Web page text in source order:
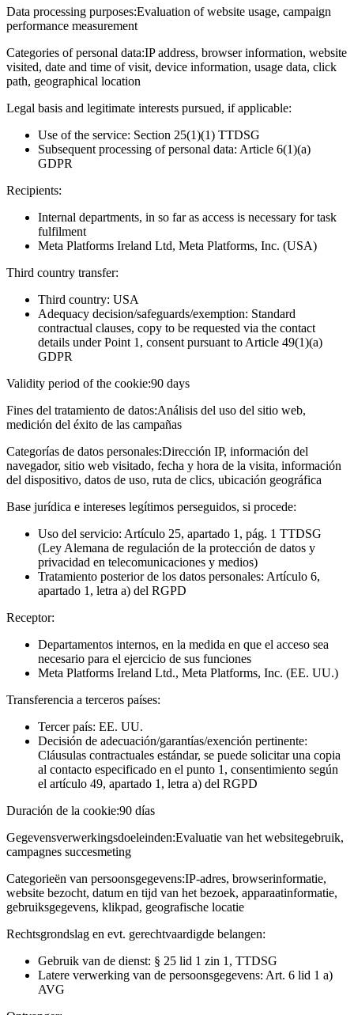
Data processing purposes:Evaluation of website usage, campaign
performance measurement
Categories of personal data:IP address, browser information, website
visited, date and time of visit, device information, usage data, click
path, geographical location
Legal basis and legitimate interests pursued, if applicable:
Use of the service: Section 25(1)(1) TTDSG
Subsequent processing of personal data: Article 6(1)(a)
GDPR
Recipients:
Internal departments, in so far as access is necessary for task
fulfilment
Meta Platforms Ireland Ltd, Meta Platforms, Inc. (USA)
Third country transfer:
Third country: USA
Adequacy decision/safeguards/exemption: Standard
contractual clauses, copy to be requested via the contact
details under Point 1, consent pursuant to Article 49(1)(a)
GDPR
Validity period of the cookie:90 days
Fines del tratamiento de datos:Análisis del uso del sitio web,
medición del éxito de las campañas
Categorías de datos personales:Dirección IP, información del
navegador, sitio web visitado, fecha y hora de la visita, información
del dispositivo, datos de uso, ruta de clics, ubicación geográfica
Base jurídica e intereses legítimos perseguidos, si procede:
Uso del servicio: Artículo 25, apartado 1, pág. 1 TTDSG
(Ley Alemana de regulación de la protección de datos y
privacidad en telecomunicaciones y medios)
Tratamiento posterior de los datos personales: Artículo 6,
apartado 1, letra a) del RGPD
Receptor:
Departamentos internos, en la medida en que el acceso sea
necesario para el ejercicio de sus funciones
Meta Platforms Ireland Ltd., Meta Platforms, Inc. (EE. UU.)
Transferencia a terceros países:
Tercer país: EE. UU.
Decisión de adecuación/garantías/exención pertinente:
Cláusulas contractuales estándar, se puede solicitar una copia
al contacto especificado en el punto 1, consentimiento según
el artículo 49, apartado 1, letra a) del RGPD
Duración de la cookie:90 días
Gegevensverwerkingsdoeleinden:Evaluatie van het websitegebruik,
campagnes succesmeting
Categorieën van persoonsgegevens:IP-adres, browserinformatie,
website bezocht, datum en tijd van het bezoek, apparaatinformatie,
gebruiksgegevens, klikpad, geografische locatie
Rechtsgrondslag en evt. gerechtvaardigde belangen:
Gebruik van de dienst: § 25 lid 1 zin 1, TTDSG
Latere verwerking van de persoonsgegevens: Art. 6 lid 1 a)
AVG